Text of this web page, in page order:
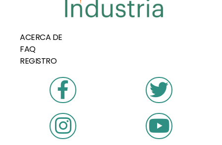
ACERCA DE
FAQ
REGISTRO